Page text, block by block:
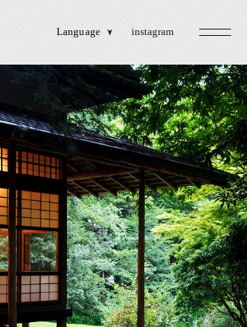
Language instagram